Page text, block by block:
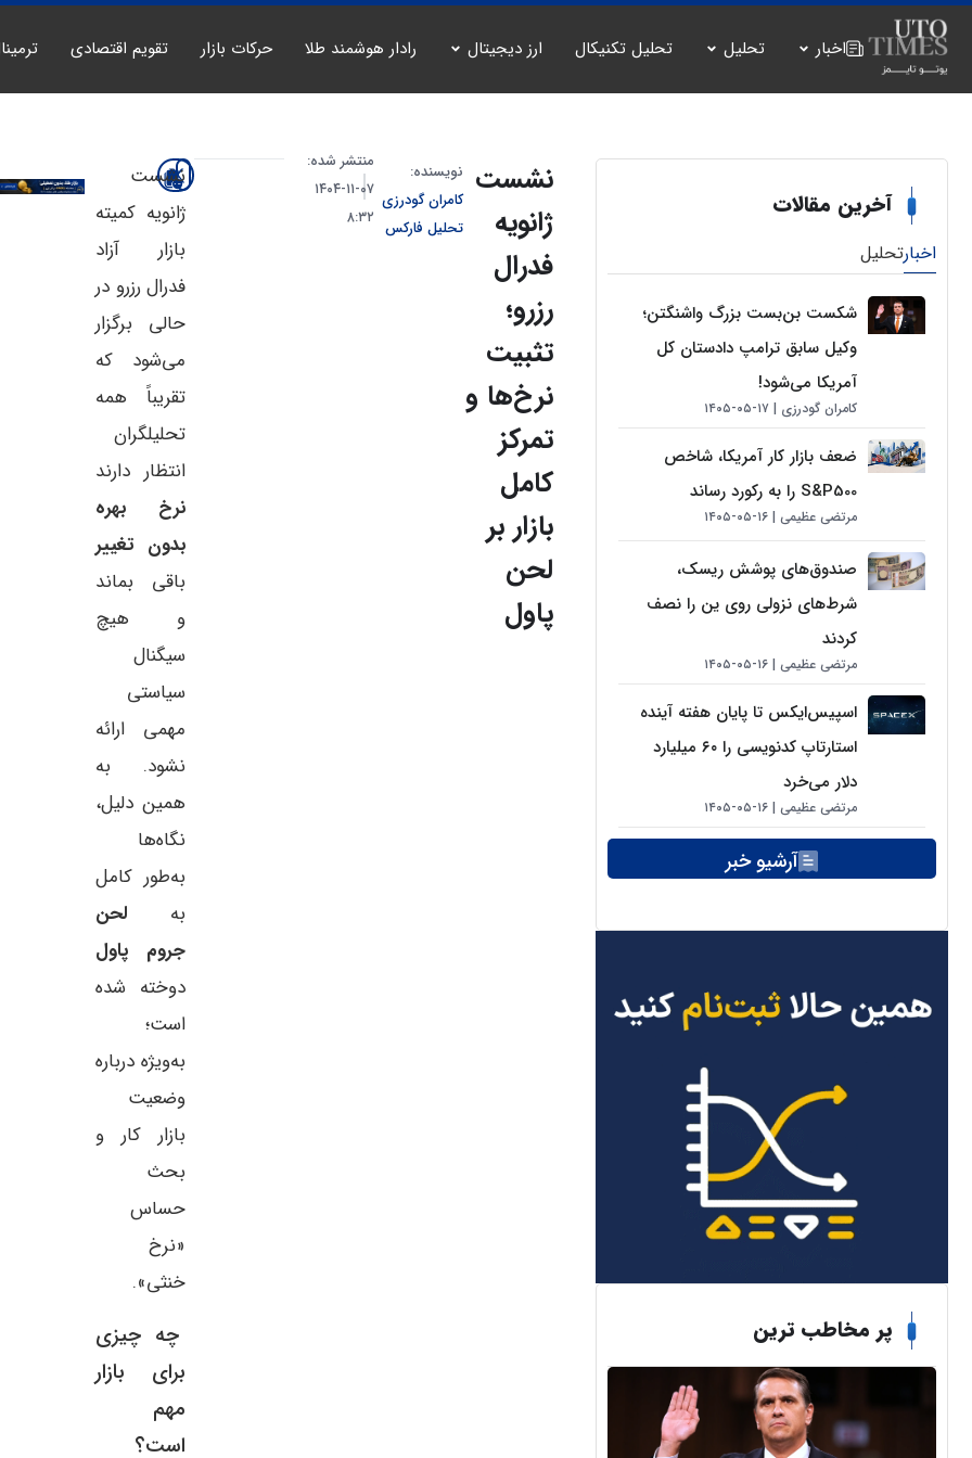
اخبار تحلیل تحلیل تکنیکال ارز دیجیتال رادار هوشمند طلا حرکات بازار تقویم اقتصادی
آخرین مقالات
اخبارتحلیل
شکست بن‌بست بزرگ واشنگتن؛
وکیل سابق ترامپ دادستان کل
آمریکا می‌شود!
کامران گودرزی ۱۷-۰۵-۱۴۰۵
ضعف بازار کار آمریکا، شاخص
S&P500 را به رکورد رساند
مرتضی عظیمی ۱۶-۰۵-۱۴۰۵
صندوق‌های پوشش ریسک،
شرط‌های نزولی روی ین را نصف
کردند
مرتضی عظیمی ۱۶-۰۵-۱۴۰۵
اسپیس‌ایکس تا پایان هفته آینده
استارتاپ کدنویسی را ۶۰ میلیارد
دلار می‌خرد
مرتضی عظیمی ۱۶-۰۵-۱۴۰۵
آرشیو خبر
پر مخاطب ترین
نشست
ژانویه
فدرال
رزرو؛
تثبیت
نرخ‌ها و
تمرکز
کامل
بازار بر
لحن
پاول
نویسنده:
کامران گودرزی
تحلیل فارکس
منتشر شده:
۰۷-۱۱-۱۴۰۴
۸:۳۲
نشست
ژانویه کمیته
بازار آزاد
فدرال رزرو در
حالی برگزار
می‌شود که
تقریباً همه
تحلیلگران
انتظار دارند
نرخ بهره
بدون تغییر
باقی بماند
و هیچ
سیگنال
سیاستی
مهمی ارائه
نشود. به
همین دلیل،
نگاه‌ها
به‌طور کامل
به لحن
جروم پاول
دوخته شده
است؛
به‌ویژه درباره
وضعیت
بازار کار و
بحث
حساس
«نرخ
خنثی».
چه چیزی
برای بازار
مهم
است؟